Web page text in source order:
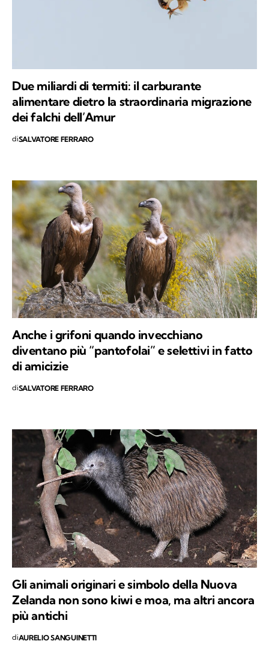
Due miliardi di termiti: il carburante
alimentare dietro la straordinaria migrazione
dei falchi dell’Amur
diSALVATORE FERRARO
Anche i grifoni quando invecchiano
diventano più “pantofolai” e selettivi in fatto
di amicizie
diSALVATORE FERRARO
Gli animali originari e simbolo della Nuova
Zelanda non sono kiwi e moa, ma altri ancora
più antichi
diAURELIO SANGUINETTI